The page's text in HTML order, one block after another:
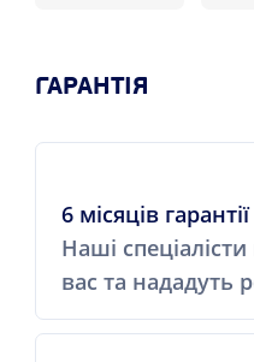
ГАРАНТІЯ
6 місяців
Наші
вас та нададуть